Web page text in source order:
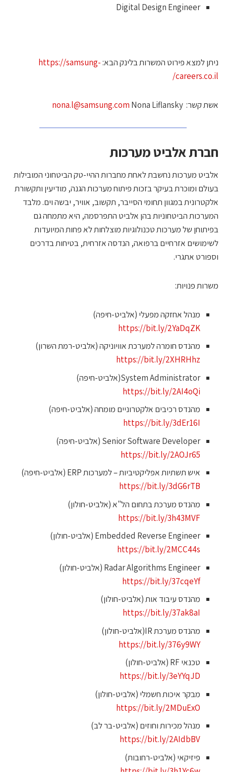
Digital Design Engineer
למצא פירוט המשרות בלינק הבא:https://samsung-
קשר: nona.l@samsung.comNona Liflansky
אלביט מערכות
מערכות נחשבת לאחת מחברות ההיי-טק הביטחוני המובילות
ומוכרת בעיקר בזכות פיתוח מערכות הגנה, מודיעין ותקשורת
במגוון תחומי הסייבר, תקשוב, אוויר, יבשה וים. מלבד
הביטחוניות בהן אלביט התפרסמה, היא מתמחה גם
של מערכות טכנולוגיות מוצלחות לא פחות המיועדות
אזרחיים ברפואה, הנדסה אזרחית, בטיחות בדרכים
אתגרי.
פנויות:
מנהל אחזקה מפעלי (אלביט-חיפה)
https://bit.ly/2YaDqZK
מהנדס חומרה למערכת אוויוניקה (אלביט-רמת השרון)
https://bit.ly/2XHRHhz
System Administrator(אלביט-חיפה)
https://bit.ly/2AI4oQi
מהנדס רכיבים אלקטרוניים מומחה (אלביט-חיפה)
https://bit.ly/3dEr16I
Senior Software Developer (אלביט-חיפה)
https://bit.ly/2AOJr65
איש תשתיות אפליקטיביות – למערכות ERP (אלביט-חיפה)
https://bit.ly/3dG6rTB
מהנדס מערכת בתחום הל"א (אלביט-חולון)
https://bit.ly/3h43MVF
Embedded Reverse Engineer (אלביט-חולון)
https://bit.ly/2MCC44s
Radar Algorithms Engineer (אלביט-חולון)
https://bit.ly/37cqeYf
מהנדס עיבוד אות (אלביט-חולון)
https://bit.ly/37ak8aI
מהנדס מערכת IR(אלביט-חולון)
https://bit.ly/376y9WY
טכנאי RF (אלביט-חולון)
https://bit.ly/3eYYqJD
מבקר איכות חשמלי (אלביט-חולון)
https://bit.ly/2MDuExO
מנהל מכירות וחוזים (אלביט-בר לב)
https://bit.ly/2AIdbBV
פיזיקאי (אלביט-רחובות)